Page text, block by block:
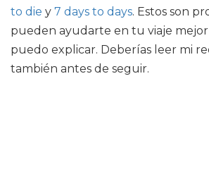
to die y 7 days to days. Estos son
pueden ayudarte en tu viaje
puedo explicar. Deberías leer mi
también antes de seguir.